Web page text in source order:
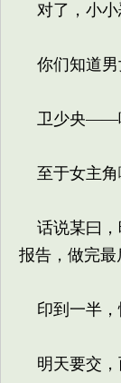
对了，小小
你们知道男
卫少央——嗯
至于女主
话说某曰，
报告，做完
印到一半，
明天要交，